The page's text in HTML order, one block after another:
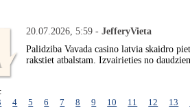
20.07.2026, 5:59 -JefferyVieta
Palidziba Vavada casino latvia skaidro
rakstiet atbalstam. Izvairieties no
4 5 6 7 8 9 10 11 12 13